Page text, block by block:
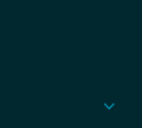
expand_more